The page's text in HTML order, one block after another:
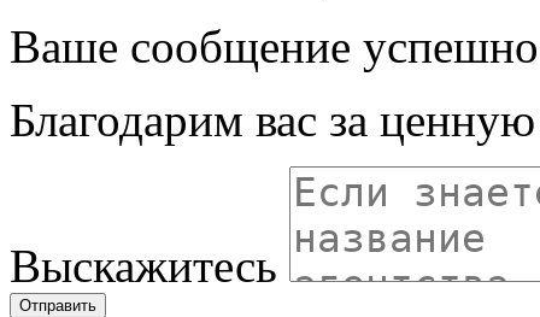
Ваше сообщение успешно
Благодарим вас за
Выскажитесь
Отправить